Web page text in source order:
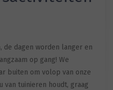
de dagen worden langer en
op gang! We
buiten om volop van onze
van tuinieren houdt, graag